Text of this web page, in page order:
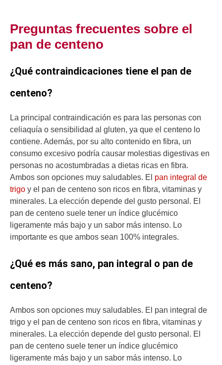
Preguntas frecuentes sobre el
pan de centeno
¿Qué contraindicaciones tiene el pan de
centeno?
La principal contraindicación es para las personas con
celiaquía o sensibilidad al gluten, ya que el centeno lo
contiene. Además, por su alto contenido en fibra, un
consumo excesivo podría causar molestias digestivas en
personas no acostumbradas a dietas ricas en fibra.
Ambos son opciones muy saludables. El pan integral de
trigo y el pan de centeno son ricos en fibra, vitaminas y
minerales. La elección depende del gusto personal. El
pan de centeno suele tener un índice glucémico
ligeramente más bajo y un sabor más intenso. Lo
importante es que ambos sean 100% integrales.
¿Qué es más sano, pan integral o pan de
centeno?
Ambos son opciones muy saludables. El pan integral de
trigo y el pan de centeno son ricos en fibra, vitaminas y
minerales. La elección depende del gusto personal. El
pan de centeno suele tener un índice glucémico
ligeramente más bajo y un sabor más intenso. Lo